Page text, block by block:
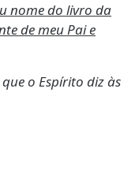
nome do livro da
de meu Pai e
o Espírito diz às